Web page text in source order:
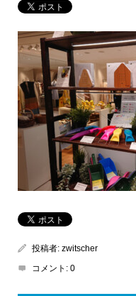
投稿者: zwitscher
コメント: 0